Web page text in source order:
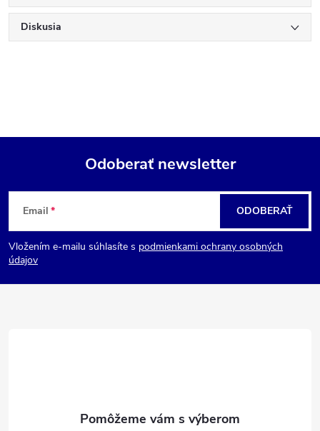
Diskusia
Z
á
p
Odoberať newsletter
Email
Vložením e-mailu súhlasíte s podmienkami ochrany osobných
údajov
ODOBERAŤ